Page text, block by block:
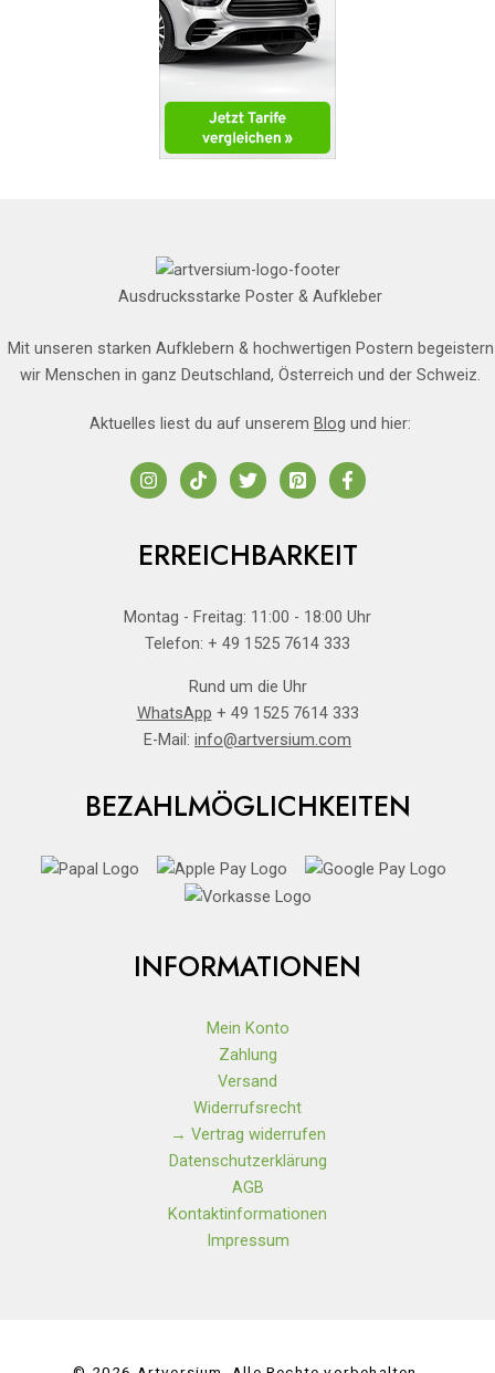
Ausdrucksstarke Poster & Aufkleber
Mit unseren starken Aufklebern & hochwertigen Postern begeistern
wir Menschen in ganz Deutschland, Österreich und der Schweiz.
Aktuelles liest du auf unserem Blog und hier:
ERREICHBARKEIT
Montag - Freitag: 11:00 - 18:00 Uhr
Telefon: + 49 1525 7614 333
Rund um die Uhr
WhatsApp + 49 1525 7614 333
E-Mail: info@artversium.com
BEZAHLMÖGLICHKEITEN
INFORMATIONEN
Mein Konto
Zahlung
Versand
Widerrufsrecht
→ Vertrag widerrufen
Datenschutzerklärung
AGB
Kontaktinformationen
Impressum